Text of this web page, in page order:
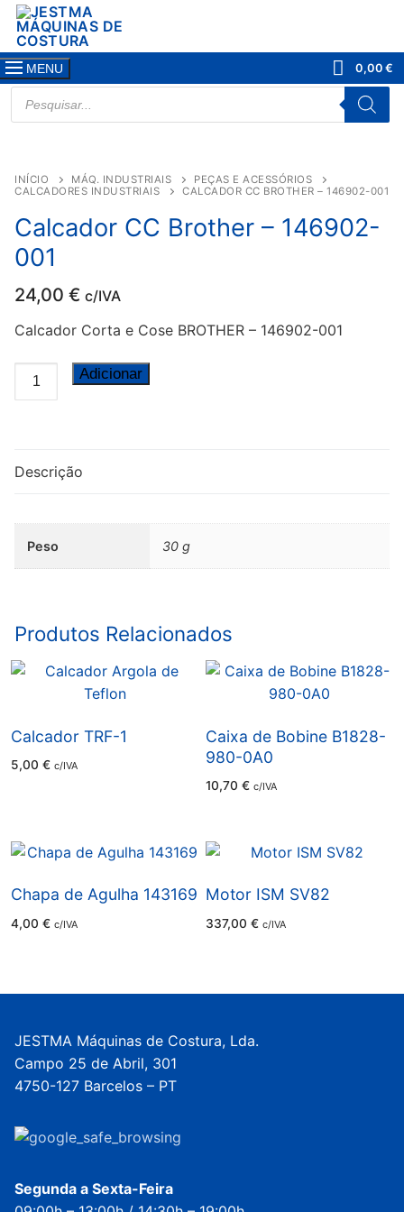
Saltar
para
conteúdo
MENU 0,00€
PRODUCTS
SEARCH
INÍCIO MÁQ. INDUSTRIAIS
PEÇAS E ACESSÓRIOS
CALCADORES INDUSTRIAIS
CALCADOR CC BROTHER – 146902-001
Calcador CC Brother – 146902-
001
24,00 € c/IVA
Calcador Corta e Cose BROTHER – 146902-001
Quantidade
de
Brother
Adicionar
Descrição
Peso 30 g
Produtos Relacionados
Calcador TRF-1
5,00 € c/IVA
Caixa de Bobine B1828-
980-0A0
10,70 € c/IVA
Chapa de Agulha 143169
4,00 € c/IVA
Motor ISM SV82
337,00 € c/IVA
JESTMA Máquinas de Costura, Lda.
Campo 25 de Abril, 301
4750-127 Barcelos – PT
Segunda a Sexta-Feira